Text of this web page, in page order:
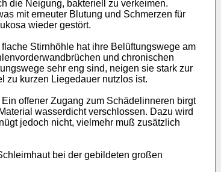
die Neigung, bakteriell zu verkeimen.
mit erneuter Blutung und Schmerzen für
wieder gestört.
Stirnhöhle hat ihre Belüftungswege am
und chronischen
sehr eng sind, neigen sie stark zur
zu kurzen Liegedauer nutzlos ist.
offener Zugang zum Schädelinneren birgt
wasserdicht verschlossen. Dazu wird
jedoch nicht, vielmehr muß zusätzlich
bei der gebildeten großen